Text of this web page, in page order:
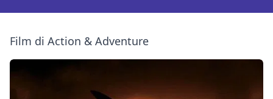
Film di Action & Adventure